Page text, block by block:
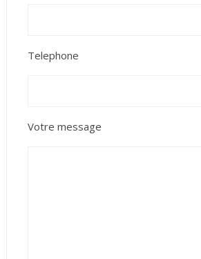
Telephone
Votre message